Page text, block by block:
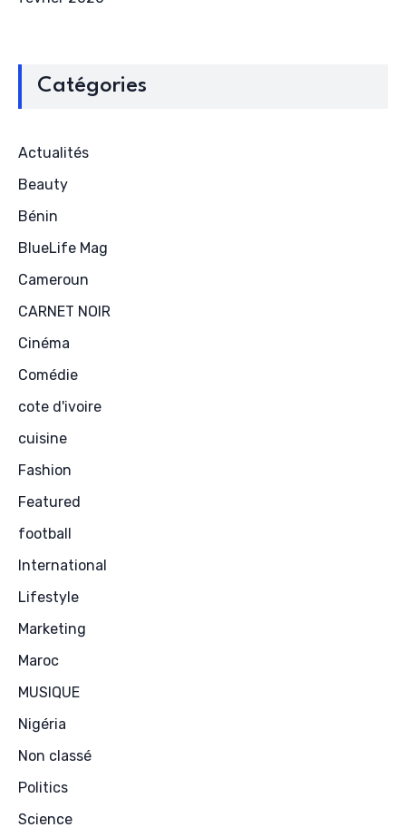
Catégories
Actualités
Beauty
Bénin
BlueLife Mag
Cameroun
CARNET NOIR
Cinéma
Comédie
cote d'ivoire
cuisine
Fashion
Featured
football
International
Lifestyle
Marketing
Maroc
MUSIQUE
Nigéria
Non classé
Politics
Science